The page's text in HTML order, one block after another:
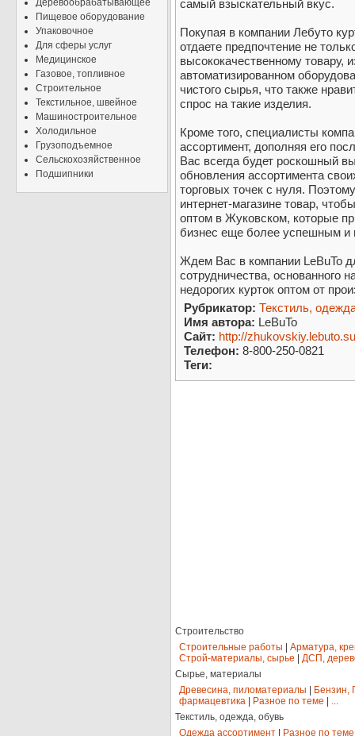
Деревообрабатывающее
Пищевое оборудование
Упаковочное
Для сферы услуг
Медицинское
Газовое, топливное
Строительное
Текстильное, швейное
Машиностроительное
Холодильное
Грузоподъемное
Сельскохозяйственное
Подшипники
самый взыскательный вкус.
Покупая в компании Лебуто
отдаете предпочтение не
высококачественному товару,
автоматизированном
чистого сырья, что также
спрос на такие изделия.
Кроме того, специалисты
ассортимент, дополняя его
Вас всегда будет роскошный
обновления ассортимента
торговых точек с нуля.
интернет-магазине товар,
оптом в Жуковском, которые
бизнес еще более успешным
Ждем Вас в компании LeBuTo
сотрудничества, основанного
недорогих курток оптом от
Рубрикатор: Текстиль,
Имя автора: LeBuTo
Сайт: http://
Телефон: 8-800-250-0821
Теги:
Строительство
Строительные работы
Арматура,
Строй-материалы, сырье
ДСП,
Сырье, материалы
Древесина, пиломатериалы
Бензин,
фармацевтика
Разное по теме
...
Текстиль, одежда, обувь
Одежда ассортимент
Разное по теме